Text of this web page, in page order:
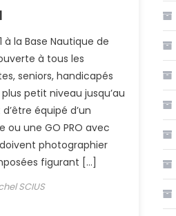
la Base Nautique de
à tous les
seniors, handicapés
petit niveau jusqu’au
équipé d’un
une GO PRO avec
photographier
figurant […]
SCIUS